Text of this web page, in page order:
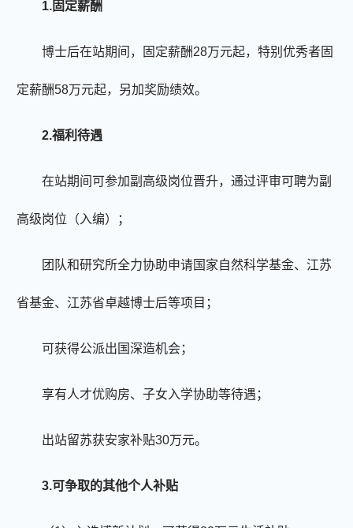
1.固定薪酬
博士后在站期间，固定薪酬28万元起，特别优秀者固
定薪酬58万元起，另加奖励绩效。
2.福利待遇
在站期间可参加副高级岗位晋升，通过评审可聘为副
高级岗位（入编）；
团队和研究所全力协助申请国家自然科学基金、江苏
省基金、江苏省卓越博士后等项目 ；
可获得公派出国深造机会；
享有人才优购房、子女入学协助等待遇；
出站留苏获安家补贴30万元。
3.可争取的其他个人补贴